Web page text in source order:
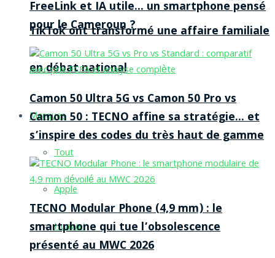
TikTok ont transformé une affaire familiale
en débat national
Marques
Tout
Apple
Huawei
FreeLink et IA utile… un smartphone pensé
pour le Cameroun ?
Camon 50 Ultra 5G vs Camon 50 Pro vs
Camon 50 : TECNO affine sa stratégie… et
s’inspire des codes du très haut de gamme
TECNO Modular Phone (4,9 mm) : le
smartphone qui tue l’obsolescence
présenté au MWC 2026